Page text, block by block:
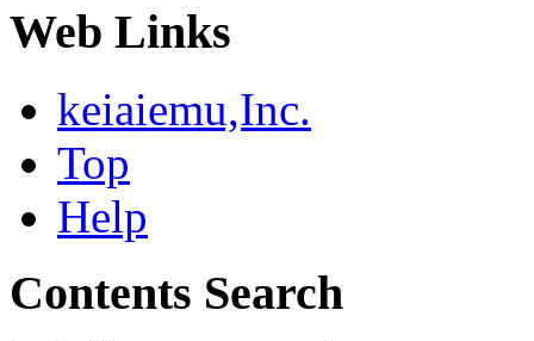
Web Links
keiaiemu,Inc.
Top
Help
Contents Search